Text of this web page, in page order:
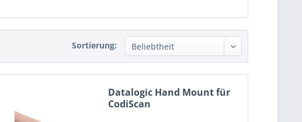
Sortierung:
Datalogic Hand Mount für
CodiScan